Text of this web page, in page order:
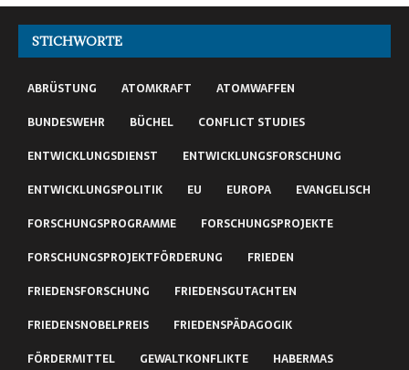
STICHWORTE
ABRÜSTUNG ATOMKRAFT
ATOMWAFFEN
BUNDESWEHR
BÜCHEL
CONFLICT STUDIES
ENTWICKLUNGSDIENST
ENTWICKLUNGSFORSCHUNG
ENTWICKLUNGSPOLITIK
EU EUROPA
EVANGELISCH
FORSCHUNGSPROGRAMME
FORSCHUNGSPROJEKTE
FORSCHUNGSPROJEKTFÖRDERUNG
FRIEDEN
FRIEDENSFORSCHUNG
FRIEDENSGUTACHTEN
FRIEDENSNOBELPREIS
FRIEDENSPÄDAGOGIK
FÖRDERMITTEL
GEWALTKONFLIKTE
HABERMAS